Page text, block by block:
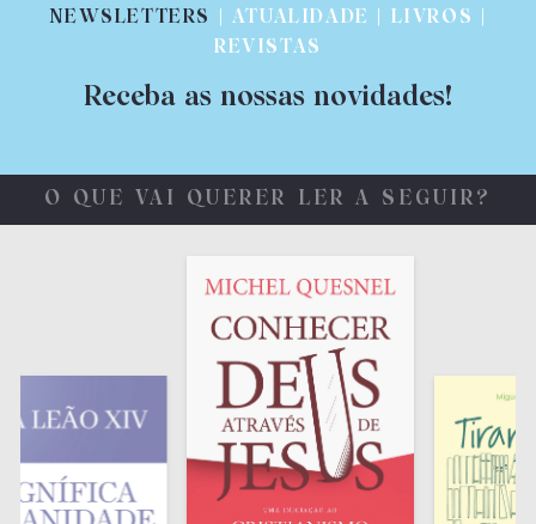
NEWSLETTERS
| ATUALIDADE | LIVROS |
REVISTAS
Receba as nossas novidades!
O QUE VAI QUERER LER A SEGUIR?